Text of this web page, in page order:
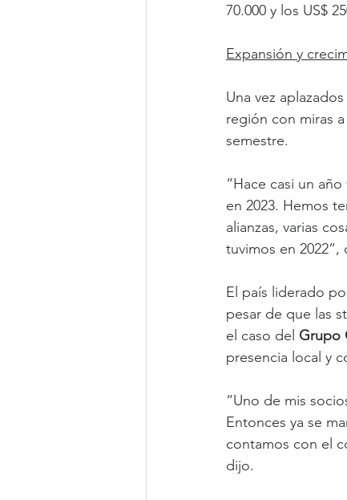
70.000 y los US$
Expansión y
Una vez
región con miras
semestre.
“Hace casi un
en 2023. Hemos
alianzas, varias
tuvimos en 2022”,
El país liderado
pesar de que las
el caso del Grupo
presencia local y
“Uno de mis
Entonces ya se
contamos con el
dijo.